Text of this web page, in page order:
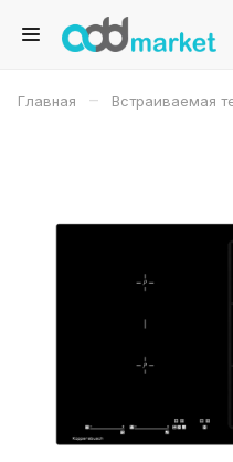
Главная – Встраиваемая